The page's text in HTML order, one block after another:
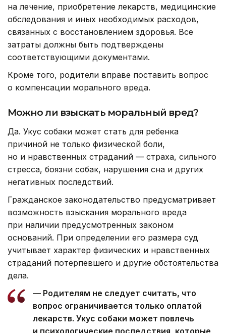
на лечение, приобретение лекарств, медицинские
обследования и иных необходимых расходов,
связанных с восстановлением здоровья. Все
затраты должны быть подтверждены
соответствующими документами.
Кроме того, родители вправе поставить вопрос
о компенсации морального вреда.
Можно ли взыскать моральный вред?
Да. Укус собаки может стать для ребенка
причиной не только физической боли,
но и нравственных страданий — страха, сильного
стресса, боязни собак, нарушения сна и других
негативных последствий.
Гражданское законодательство предусматривает
возможность взыскания морального вреда
при наличии предусмотренных законом
оснований. При определении его размера суд
учитывает характер физических и нравственных
страданий потерпевшего и другие обстоятельства
дела.
— Родителям не следует считать, что
вопрос ограничивается только оплатой
лекарств. Укус собаки может повлечь